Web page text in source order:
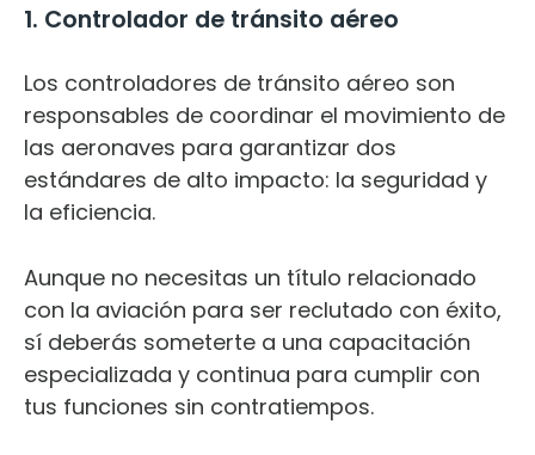
1. Controlador de tránsito aéreo
Los controladores de tránsito aéreo son
responsables de coordinar el movimiento de
las aeronaves para garantizar dos
estándares de alto impacto: la seguridad y
la eficiencia.
Aunque no necesitas un título relacionado
con la aviación para ser reclutado con éxito,
sí deberás someterte a una capacitación
especializada y continua para cumplir con
tus funciones sin contratiempos.